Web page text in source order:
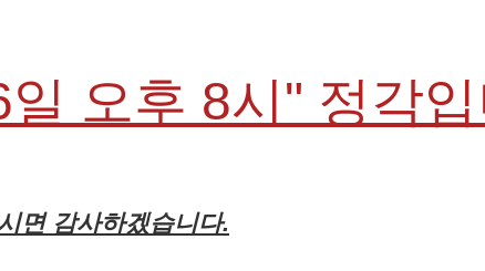
오후 8시" 정각
면 감사하겠습니다.